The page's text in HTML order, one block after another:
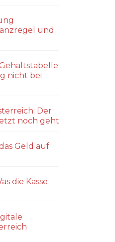
und
nicht bei
Der
noch geht
Geld auf
die Kasse